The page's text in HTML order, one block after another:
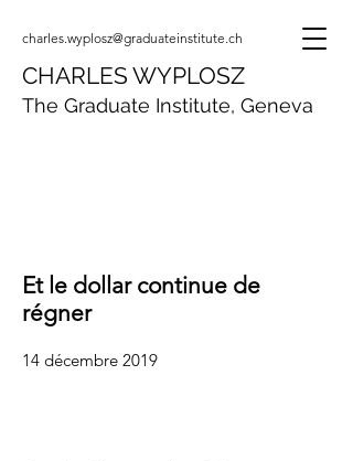
charles.wyplosz@graduateinstitute.ch
CHARLES WYPLOSZ
The Graduate Institute, Geneva
Et le dollar continue de
régner
14 décembre 2019